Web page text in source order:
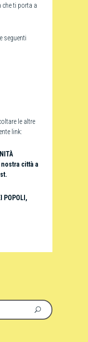
che ti porta a
seguenti
le altre
link:
città a
POPOLI ,